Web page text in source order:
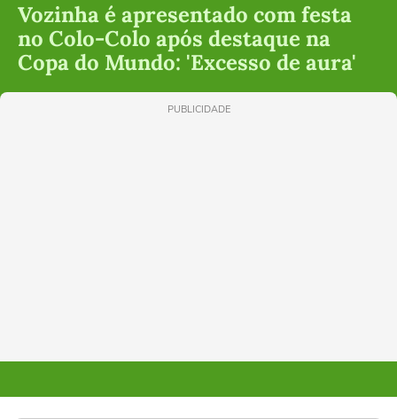
Vozinha é apresentado com festa
no Colo-Colo após destaque na
Copa do Mundo: 'Excesso de aura'
PUBLICIDADE